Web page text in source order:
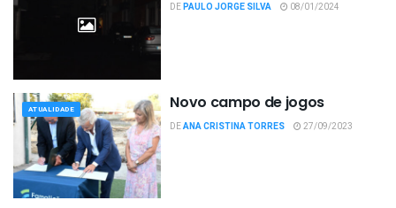
DEPAULO JORGE SILVA 08/01/2024
ATUALIDADE Novo campo de jogos
DEANA CRISTINA TORRES 27/09/2023